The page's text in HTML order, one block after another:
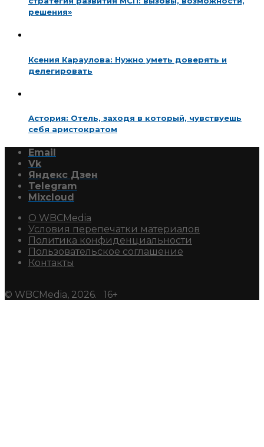
решения»
Ксения Караулова: Нужно уметь доверять и
делегировать
Астория: Отель, заходя в который, чувствуешь
себя аристократом
Email
Vk
Яндекс Дзен
Telegram
Mixcloud
О WBCMedia
Условия перепечатки материалов
Политика конфиденциальности
Пользовательское соглашение
Контакты
© WBCMedia, 2026. 16+